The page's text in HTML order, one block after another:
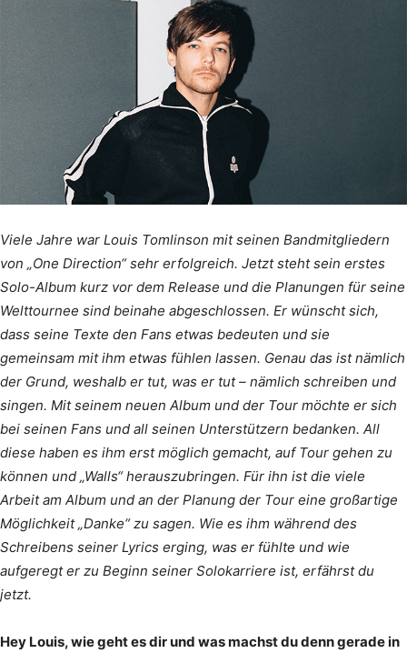
Viele Jahre war Louis Tomlinson mit seinen Bandmitgliedern
von „One Direction“ sehr erfolgreich. Jetzt steht sein erstes
Solo-Album kurz vor dem Release und die Planungen für seine
Welttournee sind beinahe abgeschlossen. Er wünscht sich,
dass seine Texte den Fans etwas bedeuten und sie
gemeinsam mit ihm etwas fühlen lassen. Genau das ist nämlich
der Grund, weshalb er tut, was er tut – nämlich schreiben und
singen. Mit seinem neuen Album und der Tour möchte er sich
bei seinen Fans und all seinen Unterstützern bedanken. All
diese haben es ihm erst möglich gemacht, auf Tour gehen zu
können und „Walls“ herauszubringen. Für ihn ist die viele
Arbeit am Album und an der Planung der Tour eine großartige
Möglichkeit „Danke“ zu sagen. Wie es ihm während des
Schreibens seiner Lyrics erging, was er fühlte und wie
aufgeregt er zu Beginn seiner Solokarriere ist, erfährst du
jetzt.
Hey Louis, wie geht es dir und was machst du denn gerade in